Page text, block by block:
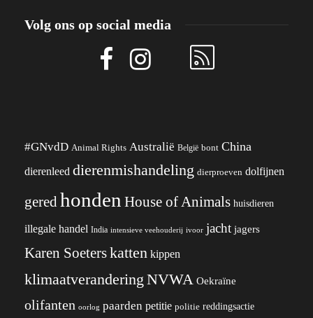
Volg ons op social media
#GNvdD Animal Rights Australië België bont China
dierenleed dierenmishandeling dierproeven dolfijnen
gered honden House of Animals huisdieren
illegale handel India intensieve veehouderij ivoor jacht jagers
Karen Soeterskatten kippen
klimaatverandering NVWA Oekraïne
olifanten oorlog paarden petitie politie reddingsactie